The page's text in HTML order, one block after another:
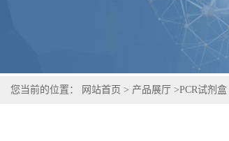
您当前的位置： 网站首页 > 产品展厅 >PCR试剂盒